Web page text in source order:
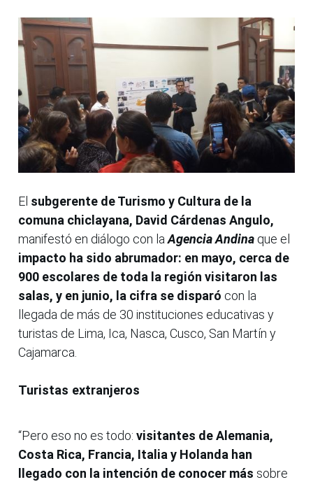
El subgerente de Turismo y Cultura de la
comuna chiclayana, David Cárdenas Angulo,
manifestó en diálogo con laAgencia Andina que el
impacto ha sido abrumador: en mayo, cerca de
900 escolares de toda la región visitaron las
salas, y en junio, la cifra se disparó con la
llegada de más de 30 instituciones educativas y
turistas de Lima, Ica, Nasca, Cusco, San Martín y
Cajamarca.
Turistas extranjeros
“Pero eso no es todo: visitantes de Alemania,
Costa Rica, Francia, Italia y Holanda han
llegado con la intención de conocer más sobre